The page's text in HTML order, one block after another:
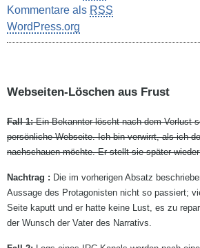
Kommentare als RSS
WordPress.org
Webseiten-Löschen aus Frust
Fall 1:Ein Bekannter löscht nach dem Verlust
persönliche Webseite. Ich bin verwirrt, als ich
nachschauen möchte. Er stellt sie später
Die im vorherigen Absatz
Aussage des Protagonisten nicht so passiert;
Seite kaputt und er hatte keine Lust, es zu
der Wunsch der Vater des Narrativs.